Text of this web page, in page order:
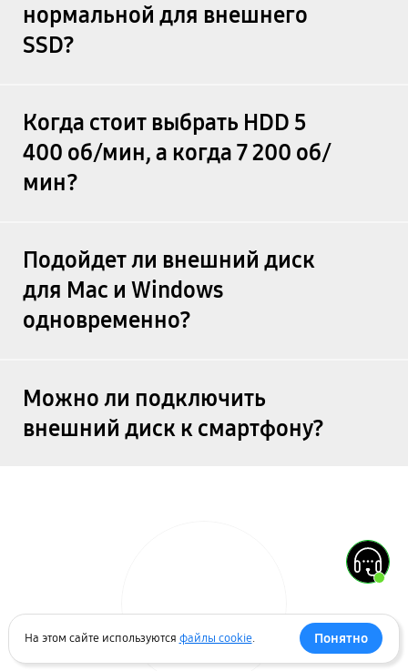
нормальной для внешнего
SSD?
Когда стоит выбрать HDD 5
400 об/мин, а когда 7 200 об/
мин?
Подойдет ли внешний диск
для Mac и Windows
одновременно?
Можно ли подключить
внешний диск к смартфону?
На этом сайте используются файлы cookie. Понятно